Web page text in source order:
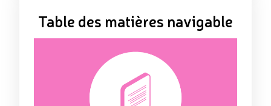
Table des matières navigable